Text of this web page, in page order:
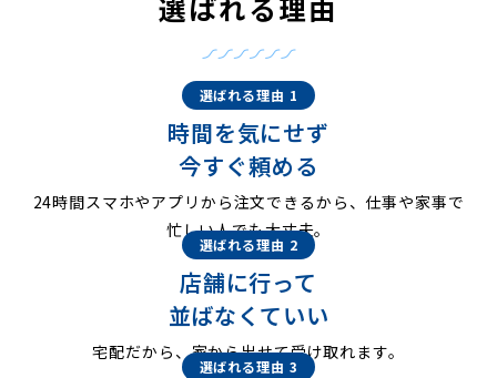
選ばれる理由 1
時間を気にせず
今すぐ頼める
24時間スマホやアプリから注文できるから、仕事や家事で
忙しい人でも大丈夫。
選ばれる理由 2
店舗に行って
並ばなくていい
宅配だから、家から出せて受け取れます。
選ばれる理由 3